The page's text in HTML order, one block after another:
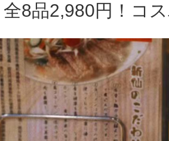
全8品2,980円！コ